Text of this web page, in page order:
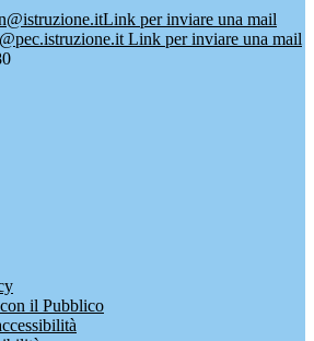
Link per inviare una mail
Link per inviare una mail
il Pubblico